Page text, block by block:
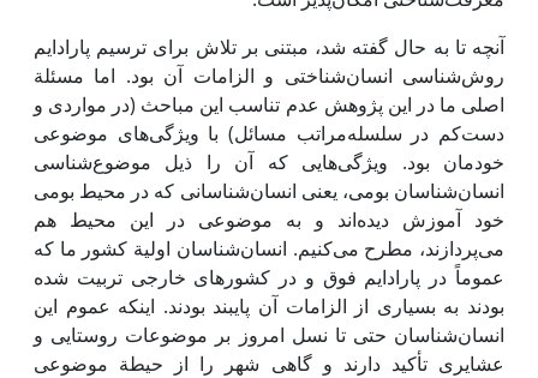
آنچه تا به حال گفته شد، مبتنی بر تلاش برای ترسیم پارادایم
روش‌شناسی انسان‌شناختی و الزامات آن بود. اما مسئلة
اصلی ما در ‌این پژوهش عدم تناسب‌ این مباحث (در مواردی و
دست‌کم در سلسله‌مراتب مسائل) با ویژگی‌های موضوعی
خودمان بود. ویژگی‌هایی که آن را ذیل موضوع‌شناسی
انسان‌شناسان بومی، ‌یعنی انسان‌شناسانی که در محیط بومی
‌خود آموزش دیده‌اند و به موضوعی در ‌این محیط هم
می‌پردازند، مطرح می‌کنیم. انسان‌شناسان اولیة کشور ما که
عموماً در پارادایم فوق و در کشورهای خارجی تربیت شده
بودند به بسیاری از الزامات آن پایبند بودند. ‌اینکه عموم ‌این
انسان‌شناسان حتی تا نسل امروز بر موضوعات روستایی و
عشایری تأکید دارند و گاهی شهر را از حیطة موضوعی